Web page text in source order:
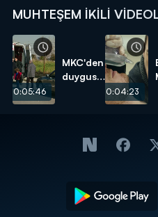
MUHTEŞEM İKILI
00:05:46
MKC'den
duygusal
00:04:23